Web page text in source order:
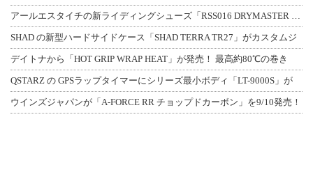
SHAD の新型ハードサイドケース「SHAD TERRA TR27」がカスタムジ
デイトナから「HOT GRIP WRAP HEAT」が発売！ 最高約80℃の巻き
QSTARZ の GPSラップタイマーにシリーズ最小ボディ「LT-9000S」が
ウインズジャパンが「A-FORCE RR チョップドカーボン」を9/10発売！